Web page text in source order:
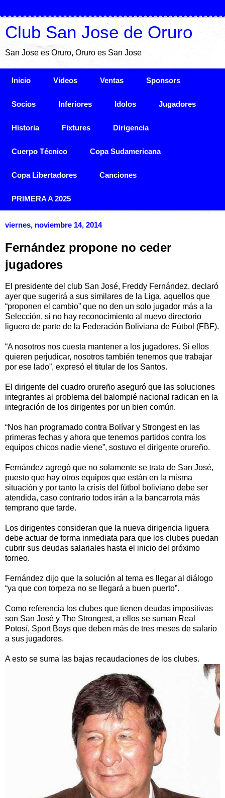
Club San Jose de Oruro
San Jose es Oruro, Oruro es San Jose
Inicio Videos Ventas Sponsors
Socios Inferiores Idolos Jugadores
Historia Fixtures Dirigencia
Cuerpo Técnico Copa Sudamericana
Copa Libertadores Canciones
PRIMERA A 2025
viernes, noviembre 14, 2014
Fernández propone no ceder
jugadores
El presidente del club San José, Freddy Fernández, declaró
ayer que sugerirá a sus similares de la Liga, aquellos que
“proponen el cambio” que no den un solo jugador más a la
Selección, si no hay reconocimiento al nuevo directorio
liguero de parte de la Federación Boliviana de Fútbol (FBF).
“A nosotros nos cuesta mantener a los jugadores. Si ellos
quieren perjudicar, nosotros también tenemos que trabajar
por ese lado”, expresó el titular de los Santos.
El dirigente del cuadro orureño aseguró que las soluciones
integrantes al problema del balompié nacional radican en la
integración de los dirigentes por un bien común.
“Nos han programado contra Bolívar y Strongest en las
primeras fechas y ahora que tenemos partidos contra los
equipos chicos nadie viene”, sostuvo el dirigente orureño.
Fernández agregó que no solamente se trata de San José,
puesto que hay otros equipos que están en la misma
situación y por tanto la crisis del fútbol boliviano debe ser
atendida, caso contrario todos irán a la bancarrota más
temprano que tarde.
Los dirigentes consideran que la nueva dirigencia liguera
debe actuar de forma inmediata para que los clubes puedan
cubrir sus deudas salariales hasta el inicio del próximo
torneo.
Fernández dijo que la solución al tema es llegar al diálogo
“ya que con torpeza no se llegará a buen puerto”.
Como referencia los clubes que tienen deudas impositivas
son San José y The Strongest, a ellos se suman Real
Potosí, Sport Boys que deben más de tres meses de salario
a sus jugadores.
A esto se suma las bajas recaudaciones de los clubes.